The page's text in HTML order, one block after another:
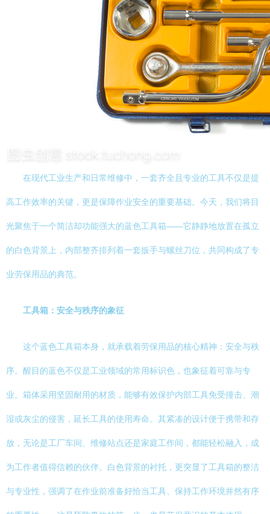
在现代工业生产和日常维修中，一套齐全且专业的工具不仅是提
高工作效率的关键，更是保障作业安全的重要基础。今天，我们将目
光聚焦于一个简洁却功能强大的蓝色工具箱——它静静地放置在孤立
的白色背景上，内部整齐排列着一套扳手与螺丝刀位，共同构成了专
业劳保用品的典范。
工具箱：安全与秩序的象征
这个蓝色工具箱本身，就承载着劳保用品的核心精神：安全与秩
序。醒目的蓝色不仅是工业领域的常用标识色，也象征着可靠与专
业。箱体采用坚固耐用的材质，能够有效保护内部工具免受撞击、潮
湿或灰尘的侵害，延长工具的使用寿命。其紧凑的设计便于携带和存
放，无论是工厂车间、维修站点还是家庭工作间，都能轻松融入，成
为工作者值得信赖的伙伴。白色背景的衬托，更突显了工具箱的整洁
与专业性，强调了在作业前准备好恰当工具、保持工作环境井然有序